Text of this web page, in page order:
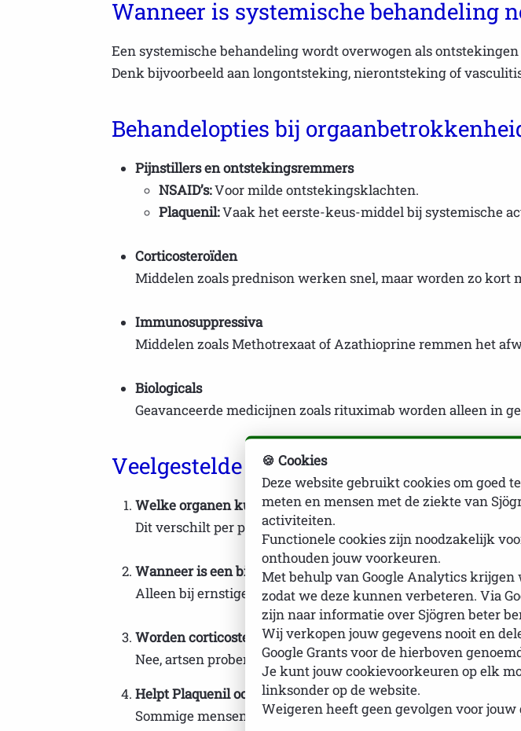
Wanneer is systemische behandeling
Een systemische behandeling wordt overwogen als
Denk bijvoorbeeld aan longontsteking, nierontsteking of
Behandelopties bij
Pijnstillers en ontstekingsremmers
NSAID’s:Voor milde ontstekingsklachten.
Plaquenil:Vaak het eerste-keus-middel bij systemische
Corticosteroïden
Middelen zoals prednison werken snel, maar worden zo
Immunosuppressiva
Middelen zoals Methotrexaat of Azathioprine remmen het
Biologicals
Geavanceerde medicijnen zoals rituximab worden alleen in
Veelgestelde vragen (FAQ):
Welke organen kunnen aangedaan zijn?
Dit verschilt per persoon; vaak gaat het om longen, nieren,
Wanneer is een biological nodig?
Alleen bij ernstige, therapieresistente orgaanaantasting
Worden corticosteroïden langdurig gegeven?
Nee, artsen proberen de dosis zo laag en kort mogelijk te
Helpt Plaquenil ook tegen vermoeidheid?
Sommige mensen merken minder vermoeidheid, maar het
🍪 Cookies
Deze website gebruikt cookies om goed
meten en mensen met de ziekte van
activiteiten.
Functionele cookies zijn noodzakelijk
onthouden jouw voorkeuren.
Met behulp van Google Analytics
zodat we deze kunnen verbeteren. Via
zijn naar informatie over Sjögren beter
Wij verkopen jouw gegevens nooit en
Google Grants voor de hierboven
Je kunt jouw cookievoorkeuren op elk
linksonder op de website.
Weigeren heeft geen gevolgen voor